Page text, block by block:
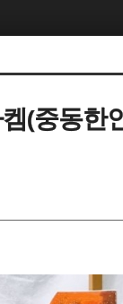
(중동한
5
5
5
5